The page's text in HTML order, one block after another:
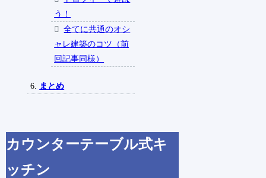
う！
全てに共通のオシ
ャレ建築のコツ（前
回記事同様）
まとめ
カウンターテーブル式キ
ッチン